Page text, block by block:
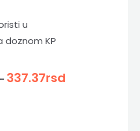
u
doznom KP
– 337.37rsd